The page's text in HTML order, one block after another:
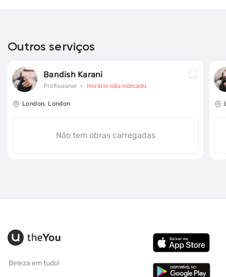
Outros serviços
Bandish Karani
Profissional Horário não indicado
London, London
Não tem obras carregadas
Beleza em tudo!